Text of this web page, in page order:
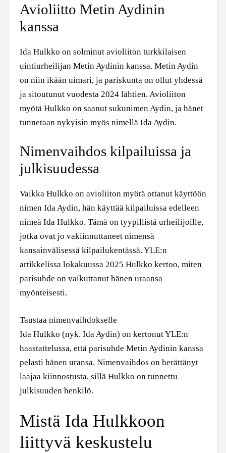
Avioliitto Metin Aydinin
kanssa
Ida Hulkko on solminut avioliiton turkkilaisen
uintiurheilijan Metin Aydinin kanssa. Metin Aydin
on niin ikään uimari, ja pariskunta on ollut yhdessä
ja sitoutunut vuodesta 2024 lähtien. Avioliiton
myötä Hulkko on saanut sukunimen Aydin, ja hänet
tunnetaan nykyisin myös nimellä Ida Aydin.
Nimenvaihdos kilpailuissa ja
julkisuudessa
Vaikka Hulkko on avioliiton myötä ottanut käyttöön
nimen Ida Aydin, hän käyttää kilpailuissa edelleen
nimeä Ida Hulkko. Tämä on tyypillistä urheilijoille,
jotka ovat jo vakiinnuttaneet nimensä
kansainvälisessä kilpailukentässä. YLE:n
artikkelissa lokakuussa 2025 Hulkko kertoo, miten
parisuhde on vaikuttanut hänen uraansa
myönteisesti.
Taustaa nimenvaihdokselle
Ida Hulkko (nyk. Ida Aydin) on kertonut YLE:n
haastattelussa, että parisuhde Metin Aydinin kanssa
pelasti hänen uransa. Nimenvaihdos on herättänyt
laajaa kiinnostusta, sillä Hulkko on tunnettu
julkisuuden henkilö.
Mistä Ida Hulkkoon
liittyvä keskustelu